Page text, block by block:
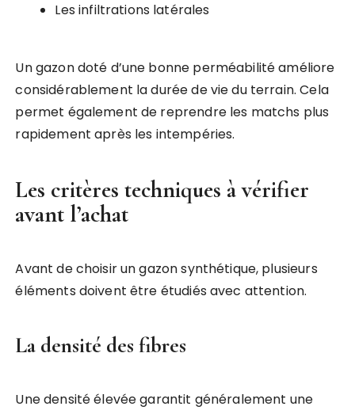
Les infiltrations latérales
Un gazon doté d’une bonne perméabilité améliore
considérablement la durée de vie du terrain. Cela
permet également de reprendre les matchs plus
rapidement après les intempéries.
Les critères techniques à vérifier
avant l’achat
Avant de choisir un gazon synthétique, plusieurs
éléments doivent être étudiés avec attention.
La densité des fibres
Une densité élevée garantit généralement une